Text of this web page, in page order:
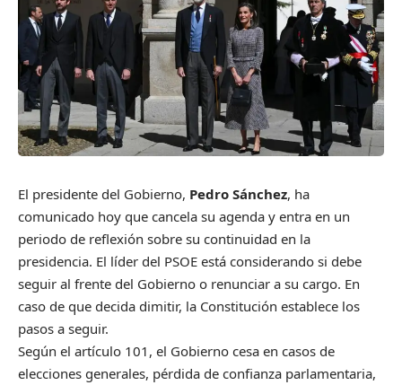
El presidente del Gobierno, Pedro Sánchez, ha
comunicado hoy que cancela su agenda y entra en un
periodo de reflexión sobre su continuidad en la
presidencia. El líder del PSOE está considerando si debe
seguir al frente del Gobierno o renunciar a su cargo. En
caso de que decida dimitir, la Constitución establece los
pasos a seguir.
Según el artículo 101, el Gobierno cesa en casos de
elecciones generales, pérdida de confianza parlamentaria,